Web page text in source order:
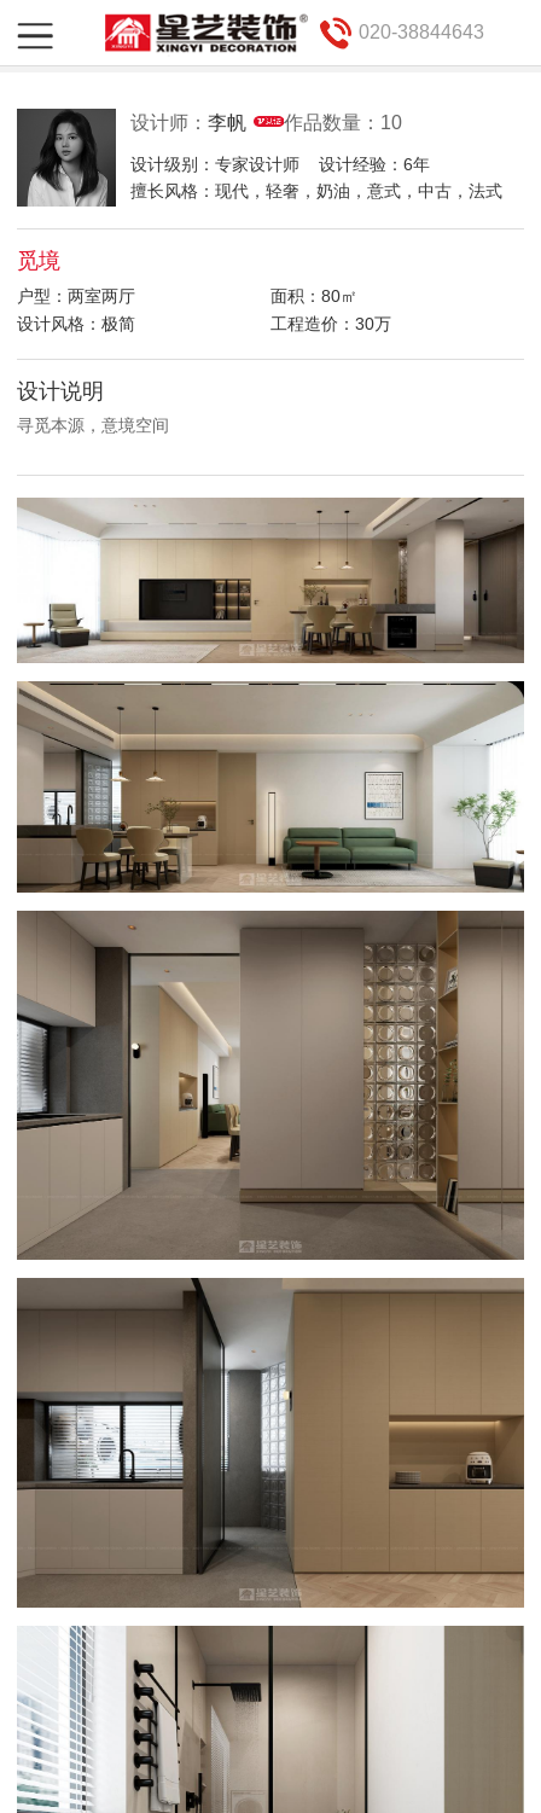
020-38844643
设计师： 李帆 作品数量：10
设计级别：专家设计师
设计经验：6年
擅长风格：现代，轻奢，奶油，意式，中古，法式
觅境
户型：两室两厅
面积：80㎡
设计风格：极简
工程造价：30万
设计说明
寻觅本源，意境空间